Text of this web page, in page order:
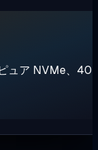
ュア NVMe、40